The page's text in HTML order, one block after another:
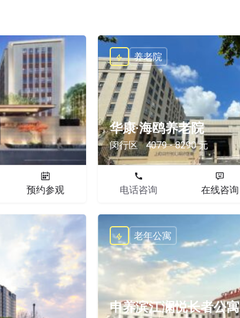
预约参观
华康·海鸥养老院
闵行区 4079 - 8290 元
养老院
电话咨询 在线咨询
申养滨江澜悦长者公寓
老年公寓